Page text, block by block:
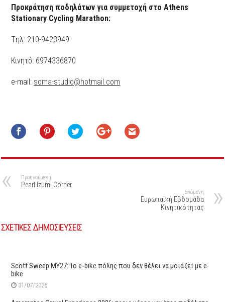
Προκράτηση ποδηλάτων για συμμετοχή στο Athens
Stationary Cycling Marathon:
Tηλ: 210-9423949
Kινητό: 6974336870
e-mail: soma-studio@hotmail.com
Προηγούμενη
Pearl Izumi Corner
Επόμενη
Ευρωπαϊκή Εβδομάδα
Κινητικότητας
ΣΧΕΤΙΚΕΣ ΔΗΜΟΣΙΕΥΣΕΙΣ
Scott Sweep MY27: Το e-bike πόλης που δεν θέλει να μοιάζει με e-
bike
31/07/2026